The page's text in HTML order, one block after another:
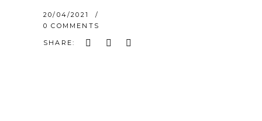
20/04/2021
0 COMMENTS
SHARE: